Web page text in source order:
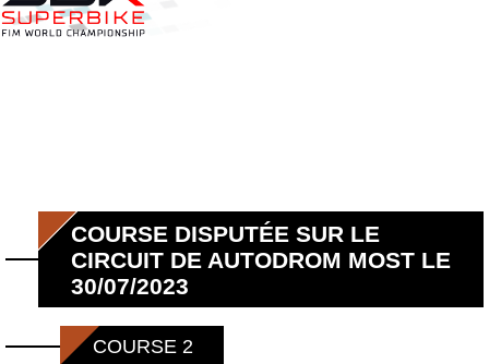
COURSE DISPUTÉE SUR LE
CIRCUIT DE AUTODROM MOST LE
30/07/2023
COURSE 2